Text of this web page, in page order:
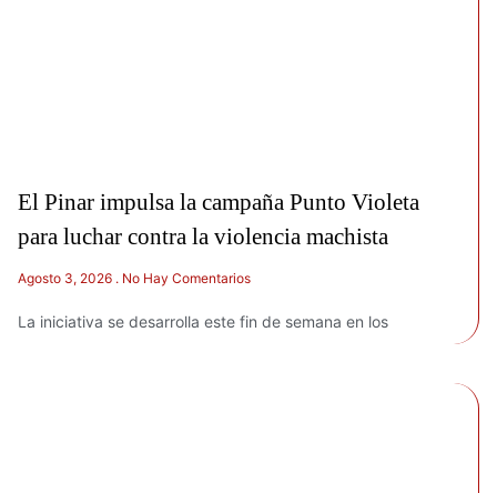
El Pinar impulsa la campaña Punto Violeta
para luchar contra la violencia machista
Agosto 3, 2026 No Hay Comentarios
La iniciativa se desarrolla este fin de semana en los